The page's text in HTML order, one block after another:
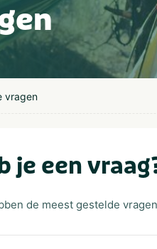
vragen
je een
de meest gestelde